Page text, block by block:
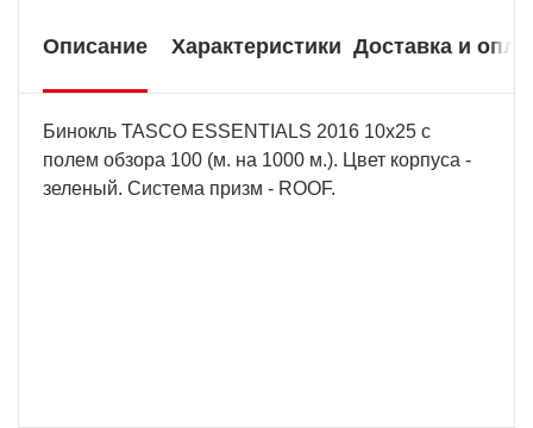
Описание Характеристики Доставка и
Бинокль TASCO ESSENTIALS 2016 10x25 с
полем обзора 100 (м. на 1000 м.). Цвет корпуса -
зеленый. Система призм - ROOF.